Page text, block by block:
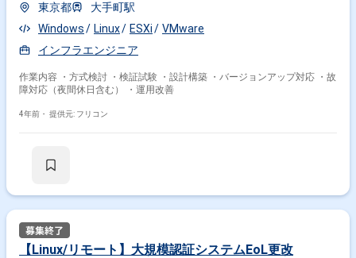
東京都
大手町駅
Windows
Linux ESXi
VMware
インフラエンジニア
作業内容 ・方式検討 ・検証試験 ・設計構築 ・バージョンアップ対応 ・故
障対応（夜間休日含む） ・運用改善
4年前・ 提供元: フリコン
【Linux/リモート】大規模認証システムEoL更改